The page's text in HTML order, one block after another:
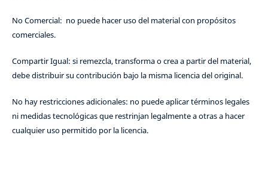
No Comercial: no puede hacer uso del material con propósitos
comerciales.
Compartir Igual: si remezcla, transforma o crea a partir del material,
debe distribuir su contribución bajo la misma licencia del original.
No hay restricciones adicionales: no puede aplicar términos legales
ni medidas tecnológicas que restrinjan legalmente a otras a hacer
cualquier uso permitido por la licencia.